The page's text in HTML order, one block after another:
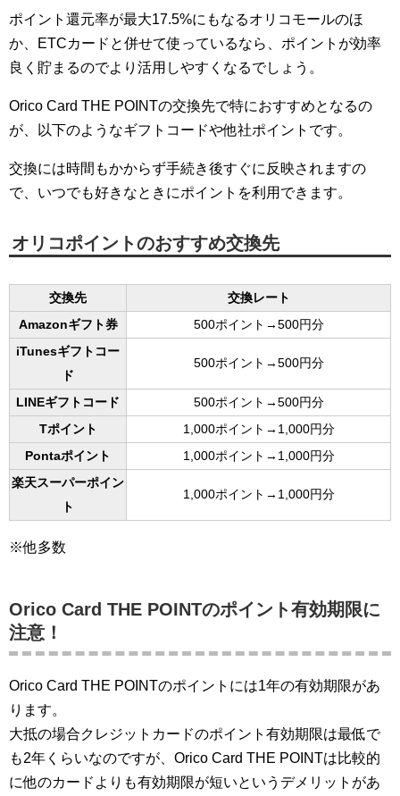
ポイント還元率が最大17.5%にもなるオリコモールのほ
か、ETCカードと併せて使っているなら、ポイントが効率
良く貯まるのでより活用しやすくなるでしょう。
Orico Card THE POINTの交換先で特におすすめとなるの
が、以下のようなギフトコードや他社ポイントです。
交換には時間もかからず手続き後すぐに反映されますの
で、いつでも好きなときにポイントを利用できます。
オリコポイントのおすすめ交換先
交換先
交換レート
Amazonギフト券
500ポイント→500円分
iTunesギフトコー
ド
500ポイント→500円分
LINEギフトコード
500ポイント→500円分
Tポイント
1,000ポイント→1,000円分
Pontaポイント
1,000ポイント→1,000円分
楽天スーパーポイン
ト
1,000ポイント→1,000円分
※他多数
Orico Card THE POINTのポイント有効期限に
注意！
Orico Card THE POINTのポイントには1年の有効期限があ
ります。
大抵の場合クレジットカードのポイント有効期限は最低で
も2年くらいなのですが、Orico Card THE POINTは比較的
に他のカードよりも有効期限が短いというデメリットがあ